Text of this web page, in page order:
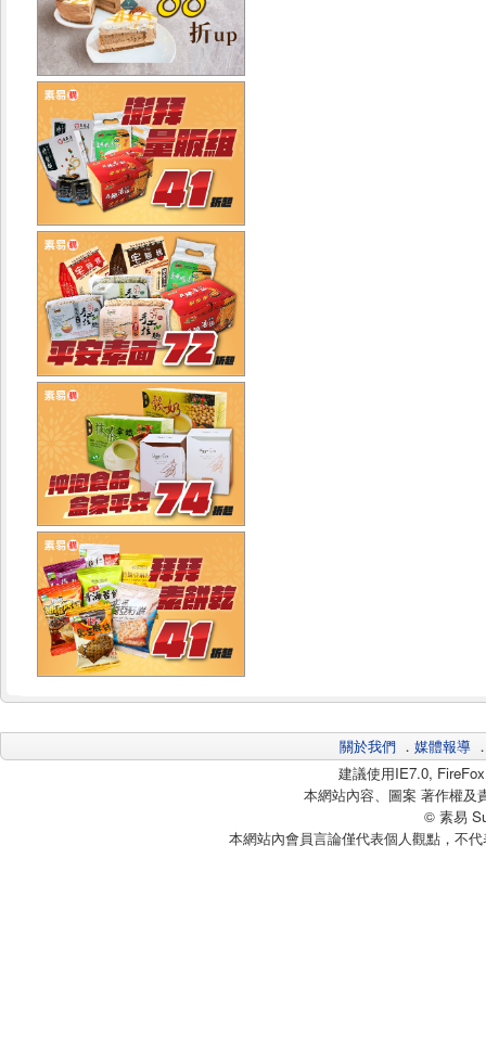
關於我們 ． 媒體報導
建議使用IE7.0,
本網站內容、圖案 著作權及
© 素易
本網站內會員言論僅代表個人觀點，不